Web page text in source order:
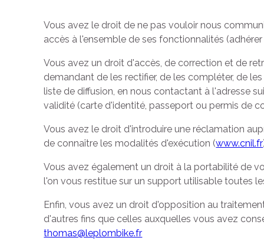
Vous avez le droit de ne pas vouloir nous
accès à l'ensemble de ses fonctionnalités
Vous avez un droit d'accès, de correction et de
demandant de les rectifier, de les compléter, de
liste de diffusion, en nous contactant à l'adresse
validité (carte d'identité, passeport ou permis de
Vous avez le droit d'introduire une réclamation
de connaître les modalités d'exécution (www.cnil.fr
Vous avez également un droit à la portabilité de
l'on vous restitue sur un support utilisable toutes
Enfin, vous avez un droit d'opposition au
d'autres fins que celles auxquelles vous avez
thomas@leplombike.fr